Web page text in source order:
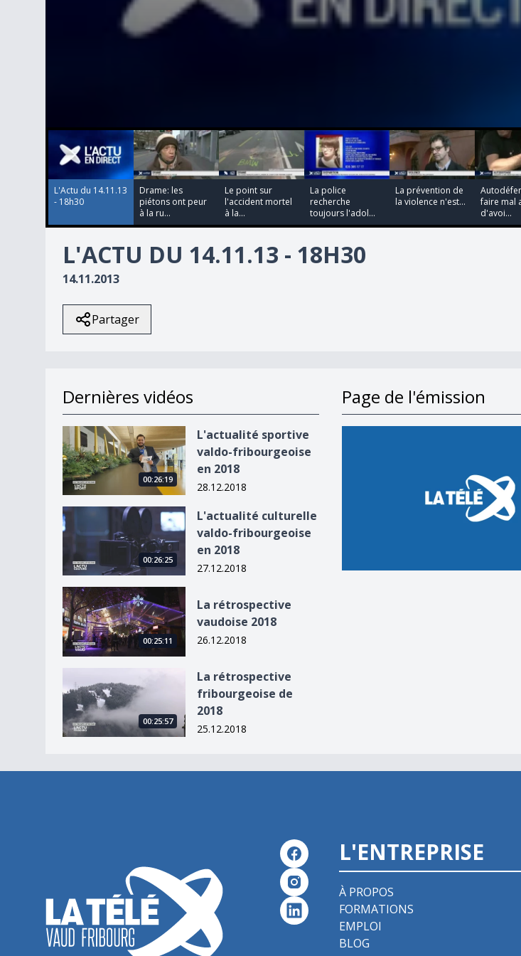
0
seconds
secondsVolume
90%
L'Actu du 14.11.13
- 18h30
Drame: les
piétons ont peur
à la ru...
Le point sur
l'accident mortel
à la...
La police
recherche
toujours l'adol...
La prévention de
la violence n'est...
faire mal
d'avoi...
L'ACTU DU 14.11.13 - 18H30
14.11.2013
Partager
Dernières vidéos
L&#039;actualité sportive valdo-fribourgeoise en 2018
00:26:19
L'actualité sportive
valdo-fribourgeoise
en 2018
28.12.2018
L&#039;actualité culturelle valdo-fribourgeoise en 2018
00:26:25
L'actualité culturelle
valdo-fribourgeoise
en 2018
27.12.2018
La rétrospective vaudoise 2018
00:25:11
La rétrospective
vaudoise 2018
26.12.2018
La rétrospective fribourgeoise de 2018
00:25:57
La rétrospective
fribourgeoise de
2018
25.12.2018
Page de l'émission
L'ENTREPRISE
À PROPOS
FORMATIONS
EMPLOI
BLOG